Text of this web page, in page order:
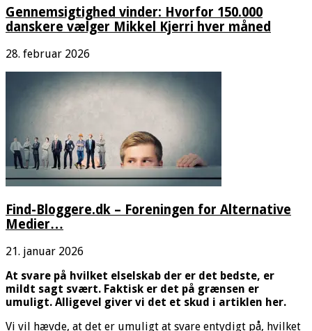
Gennemsigtighed vinder: Hvorfor 150.000
danskere vælger Mikkel Kjerri hver måned
28. februar 2026
Find-Bloggere.dk – Foreningen for Alternative
Medier…
21. januar 2026
At svare på hvilket elselskab der er det bedste, er
mildt sagt svært. Faktisk er det på grænsen er
umuligt. Alligevel giver vi det et skud i artiklen her.
Vi vil hævde, at det er umuligt at svare entydigt på, hvilket